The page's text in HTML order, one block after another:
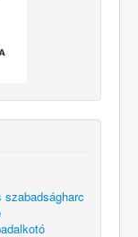
szabadságharc